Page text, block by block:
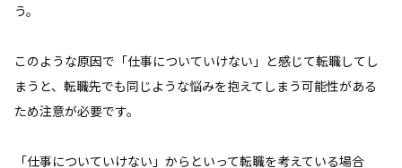
う。
このような原因で「仕事についていけない」と感じて転職してし
まうと、転職先でも同じような悩みを抱えてしまう可能性がある
ため注意が必要です。
「仕事についていけない」からといって転職を考えている場合